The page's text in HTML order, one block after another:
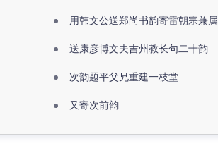
用韩文公送郑尚书韵寄雷朝宗兼属欧阳全真
送康彦博文夫吉州教长句二十韵
次韵题平父兄重建一枝堂
又寄次前韵